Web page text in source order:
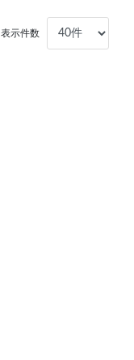
表示件数